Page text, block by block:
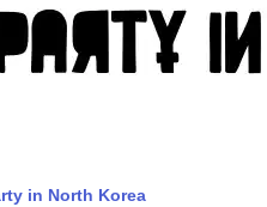
in North Korea